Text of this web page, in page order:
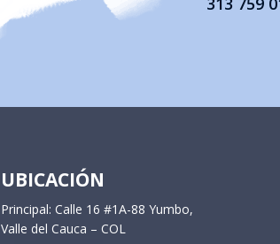
UBICACIÓN
Principal: Calle 16 #1A-88 Yumbo,
Valle del Cauca – COL